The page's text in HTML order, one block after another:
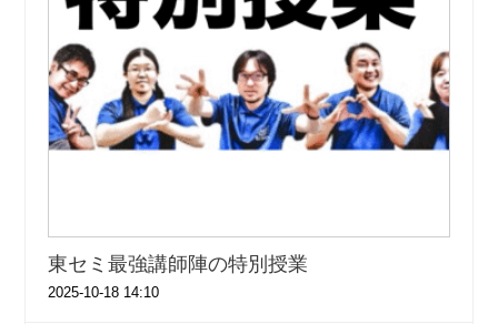
東セミ最強講師陣の特別授業
2025-10-18 14:10